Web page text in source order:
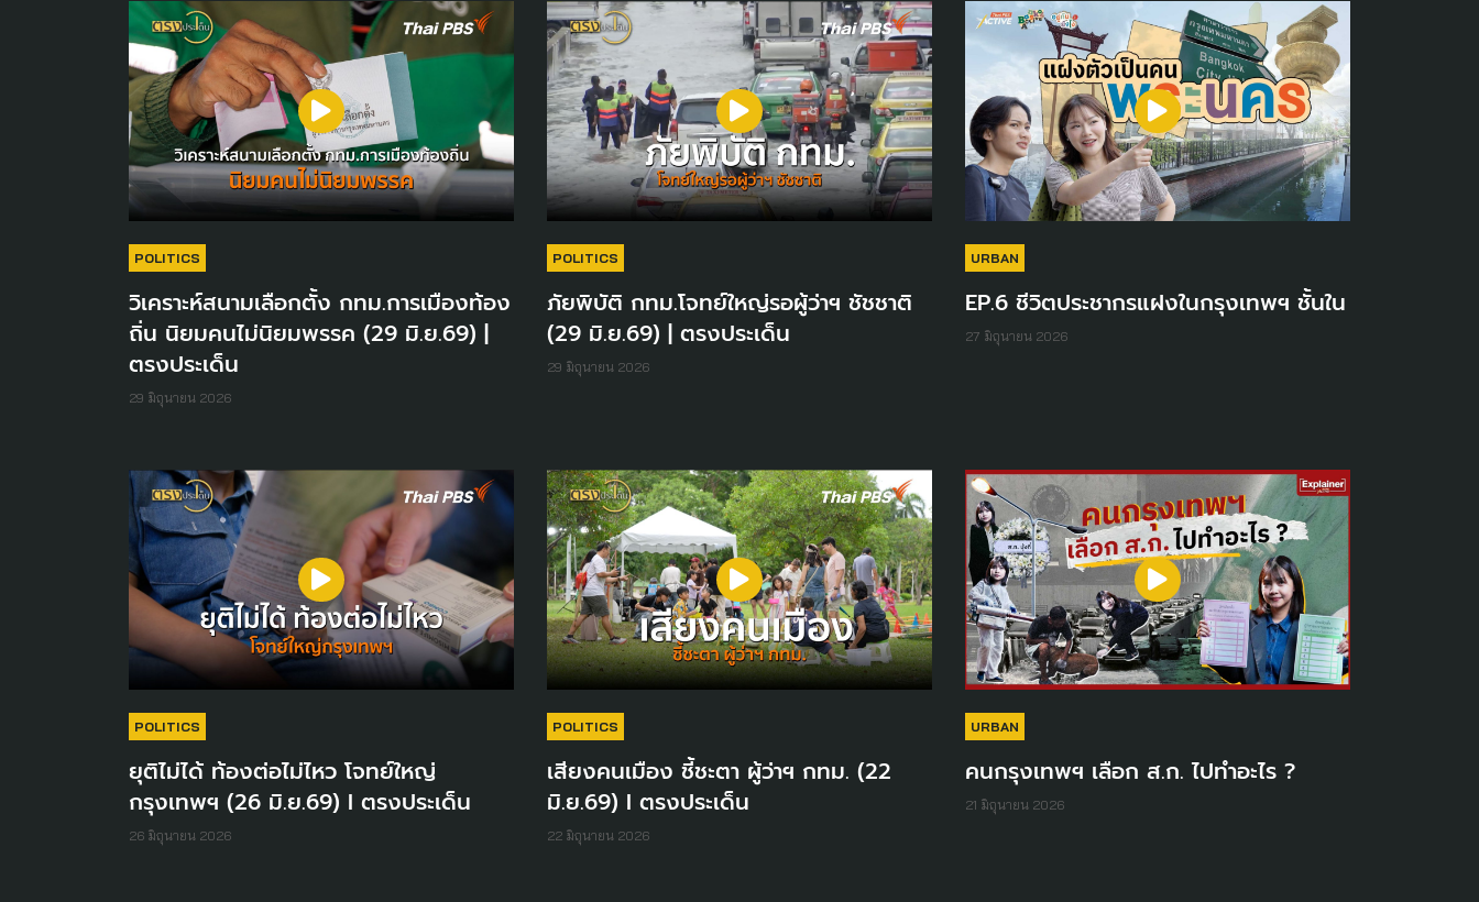
POLITICS
วิเคราะห์สนามเลือกตั้ง กทม.การเมืองท้อง
ถิ่น นิยมคนไม่นิยมพรรค (29 มิ.ย.69) |
ตรงประเด็น
29 มิถุนายน 2026
POLITICS
ภัยพิบัติ กทม.โจทย์ใหญ่รอผู้ว่าฯ ชัชชาติ
(29 มิ.ย.69) | ตรงประเด็น
29 มิถุนายน 2026
URBAN
EP.6 ชีวิตประชากรแฝงในกรุงเทพฯ ชั้นใน
27 มิถุนายน 2026
POLITICS
ยุติไม่ได้ ท้องต่อไม่ไหว โจทย์ใหญ่
กรุงเทพฯ (26 มิ.ย.69) I ตรงประเด็น
26 มิถุนายน 2026
POLITICS
เสียงคนเมือง ชี้ชะตา ผู้ว่าฯ กทม. (22
มิ.ย.69) I ตรงประเด็น
22 มิถุนายน 2026
URBAN
คนกรุงเทพฯ เลือก ส.ก. ไปทำอะไร ?
21 มิถุนายน 2026